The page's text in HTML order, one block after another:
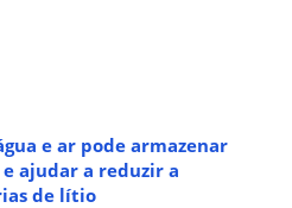
e ar pode armazenar
ajudar a reduzir a
de lítio